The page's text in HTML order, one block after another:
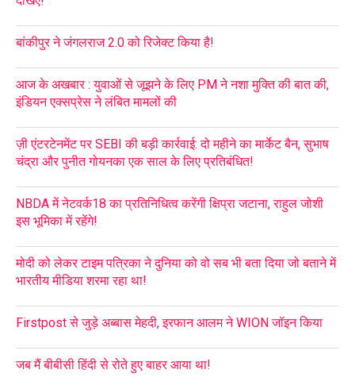
बांकीपुर ने जंगलराज 2.0 को रिजेक्ट किया है!
आज के अखबार : युवाओं से जूझने के लिए PM ने नशा मुक्ति की बात की,
इंडियन एक्सप्रेस ने लंबित मामलों की
ज़ी एंटरटेनमेंट पर SEBI की बड़ी कार्रवाई: दो महीने का मार्केट बैन, सुभाष
चंद्रा और पुनीत गोयनका एक साल के लिए प्रतिबंधित!
NBDA में नेटवर्क18 का प्रतिनिधित्व करेंगी क्षिप्रा जटाना, राहुल जोशी
इस भूमिका में रहेंगे!
मोदी को लेकर टाइम पत्रिका ने दुनिया को वो सब भी बता दिया जो बताने में
भारतीय मीडिया शरमा रहा था!
Firstpost से जुड़े अब्बास मेहदी, इरफान आलम ने WION जॉइन किया
जब मैं बीबीसी हिंदी से रोते हुए बाहर आया था!